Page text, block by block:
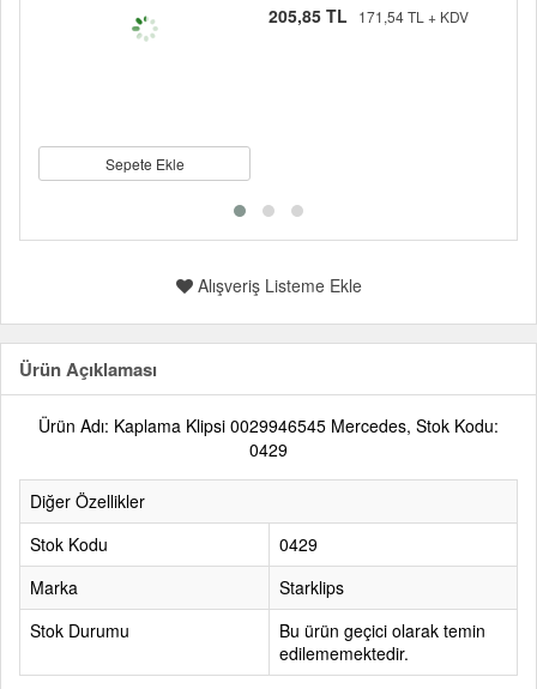
Sepete Ekle
205,85 TL 171,54 TL + KDV
Alışveriş Listeme Ekle
Ürün Açıklaması
Ürün Adı: Kaplama Klipsi 0029946545 Mercedes, Stok Kodu:
0429
Diğer Özellikler
Stok Kodu
0429
Marka
Starklips
Stok Durumu
Bu ürün geçici olarak temin
edilememektedir.